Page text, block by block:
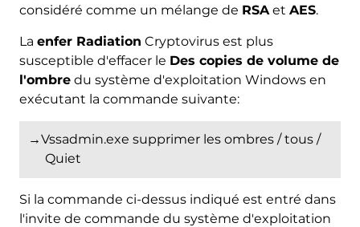
considéré comme un mélange de RSAet AES.
La enfer Radiation Cryptovirus est plus
susceptible d'effacer le Des copies de volume de
l'ombredu système d'exploitation Windows en
exécutant la commande suivante:
→Vssadmin.exe supprimer les ombres / tous /
Quiet
Si la commande ci-dessus indiqué est entré dans
l'invite de commande du système d'exploitation
Télécharger
Malware Removal Tool